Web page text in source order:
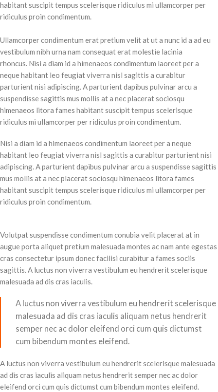
habitant suscipit tempus scelerisque ridiculus mi ullamcorper per
ridiculus proin condimentum.
Ullamcorper condimentum erat pretium velit at ut a nunc id a ad eu
vestibulum nibh urna nam consequat erat molestie lacinia
rhoncus. Nisi a diam id a himenaeos condimentum laoreet per a
neque habitant leo feugiat viverra nisl sagittis a curabitur
parturient nisi adipiscing. A parturient dapibus pulvinar arcu a
suspendisse sagittis mus mollis at a nec placerat sociosqu
himenaeos litora fames habitant suscipit tempus scelerisque
ridiculus mi ullamcorper per ridiculus proin condimentum.
Nisi a diam id a himenaeos condimentum laoreet per a neque
habitant leo feugiat viverra nisl sagittis a curabitur parturient nisi
adipiscing. A parturient dapibus pulvinar arcu a suspendisse sagittis
mus mollis at a nec placerat sociosqu himenaeos litora fames
habitant suscipit tempus scelerisque ridiculus mi ullamcorper per
ridiculus proin condimentum.
Volutpat suspendisse condimentum conubia velit placerat at in
augue porta aliquet pretium malesuada montes ac nam ante egestas
cras consectetur ipsum donec facilisi curabitur a fames sociis
sagittis. A luctus non viverra vestibulum eu hendrerit scelerisque
malesuada ad dis cras iaculis.
A luctus non viverra vestibulum eu hendrerit scelerisque
malesuada ad dis cras iaculis aliquam netus hendrerit
semper nec ac dolor eleifend orci cum quis dictumst
cum bibendum montes eleifend.
A luctus non viverra vestibulum eu hendrerit scelerisque malesuada
ad dis cras iaculis aliquam netus hendrerit semper nec ac dolor
eleifend orci cum quis dictumst cum bibendum montes eleifend.